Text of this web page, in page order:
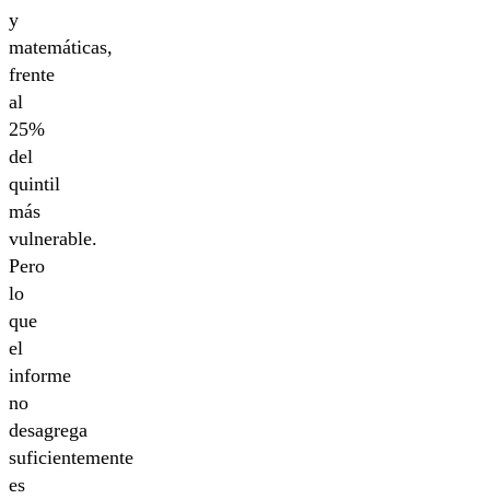
y
matemáticas,
frente
al
25%
del
quintil
más
vulnerable.
Pero
lo
que
el
informe
no
desagrega
suficientemente
es